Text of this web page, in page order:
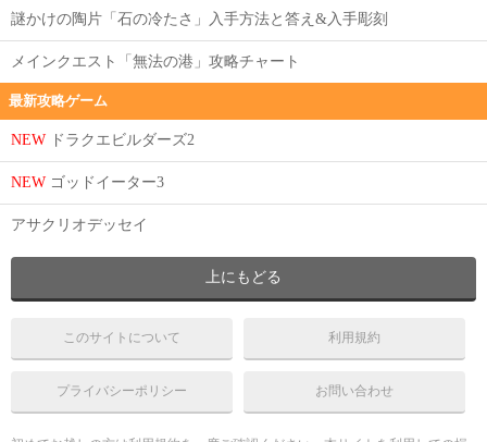
謎かけの陶片「石の冷たさ」入手方法と答え&入手彫刻
メインクエスト「無法の港」攻略チャート
最新攻略ゲーム
NEW ドラクエビルダーズ2
NEW ゴッドイーター3
アサクリオデッセイ
上にもどる
このサイトについて 利用規約
プライバシーポリシー お問い合わせ